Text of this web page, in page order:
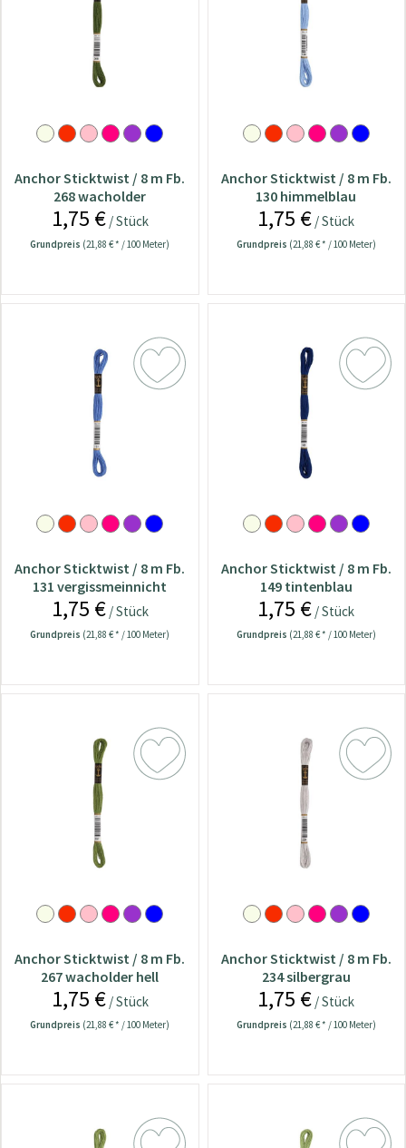
Anchor Sticktwist / 8 m Fb.
268 wacholder
1,75 €/ Stück
Grundpreis (21,88 € * / 100 Meter)
Anchor Sticktwist / 8 m Fb.
130 himmelblau
1,75 € / Stück
Grundpreis (21,88 € * / 100 Meter)
Anchor Sticktwist / 8 m Fb.
131 vergissmeinnicht
1,75 €/ Stück
Grundpreis (21,88 € * / 100 Meter)
Anchor Sticktwist / 8 m Fb.
149 tintenblau
1,75 € / Stück
Grundpreis (21,88 € * / 100 Meter)
Anchor Sticktwist / 8 m Fb.
267 wacholder hell
1,75 €/ Stück
Grundpreis (21,88 € * / 100 Meter)
Anchor Sticktwist / 8 m Fb.
234 silbergrau
1,75 € / Stück
Grundpreis (21,88 € * / 100 Meter)